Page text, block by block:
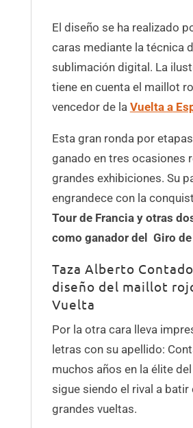
El diseño se ha realizado
caras mediante la técnica
sublimación digital. La
tiene en cuenta el maillot
vencedor de la Vuelta a
Esta gran ronda por
ganado en tres ocasiones
grandes exhibiciones. Su
engrandece con la
Tour de Francia y otras
como ganador del Giro
Taza Alberto
diseño del maillot
Vuelta
Por la otra cara lleva
letras con su apellido:
muchos años en la élite
sigue siendo el rival a batir
grandes vueltas.